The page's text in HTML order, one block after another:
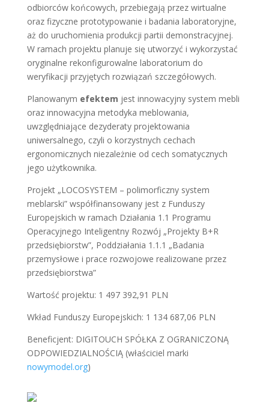
odbiorców końcowych, przebiegają przez wirtualne
oraz fizyczne prototypowanie i badania laboratoryjne,
aż do uruchomienia produkcji partii demonstracyjnej.
W ramach projektu planuje się utworzyć i wykorzystać
oryginalne rekonfigurowalne laboratorium do
weryfikacji przyjętych rozwiązań szczegółowych.
Planowanym efektem jest innowacyjny system mebli
oraz innowacyjna metodyka meblowania,
uwzględniające dezyderaty projektowania
uniwersalnego, czyli o korzystnych cechach
ergonomicznych niezależnie od cech somatycznych
jego użytkownika.
Projekt „LOCOSYSTEM – polimorficzny system
meblarski” współfinansowany jest z Funduszy
Europejskich w ramach Działania 1.1 Programu
Operacyjnego Inteligentny Rozwój „Projekty B+R
przedsiębiorstw”, Poddziałania 1.1.1 „Badania
przemysłowe i prace rozwojowe realizowane przez
przedsiębiorstwa”
Wartość projektu: 1 497 392,91 PLN
Wkład Funduszy Europejskich: 1 134 687,06 PLN
Beneficjent: DIGITOUCH SPÓŁKA Z OGRANICZONĄ
ODPOWIEDZIALNOŚCIĄ (właściciel marki
nowymodel.org)